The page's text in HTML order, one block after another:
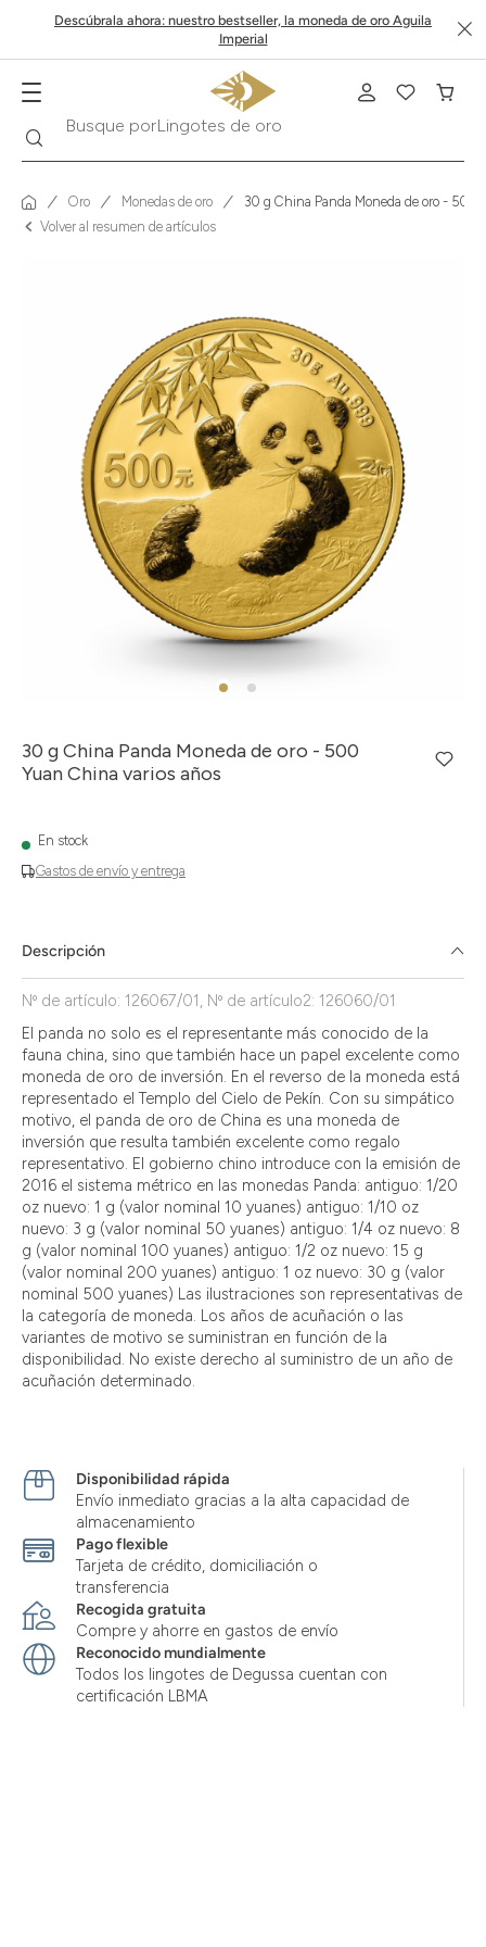
Descúbrala ahora: nuestro bestseller, la moneda de oro Aguila
Imperial
Busque por
Oro Monedas de oro
30 g China Panda Moneda de oro - 500
Volver al resumen de artículos
30 g China Panda Moneda de oro - 500
Yuan China varios años
Gastos de envío y entrega
En stock
Descripción
Nº de artículo: 126067/01, Nº de artículo2: 126060/01
El panda no solo es el representante más conocido de la
fauna china, sino que también hace un papel excelente como
moneda de oro de inversión. En el reverso de la moneda está
representado el Templo del Cielo de Pekín. Con su simpático
motivo, el panda de oro de China es una moneda de
inversión que resulta también excelente como regalo
representativo. El gobierno chino introduce con la emisión de
2016 el sistema métrico en las monedas Panda: antiguo: 1/20
oz nuevo: 1 g (valor nominal 10 yuanes) antiguo: 1/10 oz
nuevo: 3 g (valor nominal 50 yuanes) antiguo: 1/4 oz nuevo: 8
g (valor nominal 100 yuanes) antiguo: 1/2 oz nuevo: 15 g
(valor nominal 200 yuanes) antiguo: 1 oz nuevo: 30 g (valor
nominal 500 yuanes) Las ilustraciones son representativas de
la categoría de moneda. Los años de acuñación o las
variantes de motivo se suministran en función de la
disponibilidad. No existe derecho al suministro de un año de
acuñación determinado.
Disponibilidad rápida
Envío inmediato gracias a la alta capacidad de
almacenamiento
Pago flexible
Tarjeta de crédito, domiciliación o
transferencia
Recogida gratuita
Compre y ahorre en gastos de envío
Reconocido mundialmente
Todos los lingotes de Degussa cuentan con
certificación LBMA